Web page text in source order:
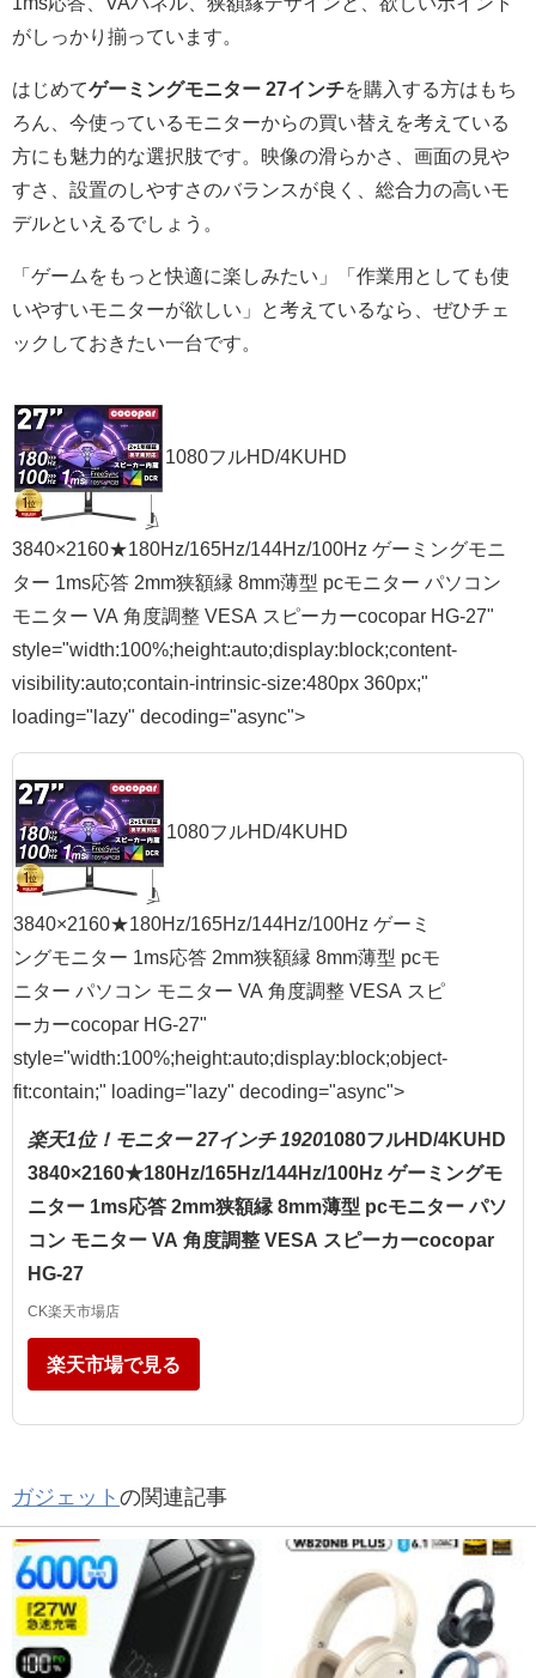
がしっかり揃っています。
はじめてゲーミングモニター 27インチを購入する方はもち
ろん、今使っているモニターからの買い替えを考えている
方にも魅力的な選択肢です。映像の滑らかさ、画面の見や
すさ、設置のしやすさのバランスが良く、総合力の高いモ
デルといえるでしょう。
「ゲームをもっと快適に楽しみたい」「作業用としても使
いやすいモニターが欲しい」と考えているなら、ぜひチェ
ックしておきたい一台です。
1080フルHD/4KUHD
3840×2160★180Hz/165Hz/144Hz/100Hz ゲーミングモニ
ター 1ms応答 2mm狭額縁 8mm薄型 pcモニター パソコン
モニター VA 角度調整 VESA スピーカーcocopar HG-27"
style="width:100%;height:auto;display:block;content-
visibility:auto;contain-intrinsic-size:480px 360px;"
loading="lazy" decoding="async">
1080フルHD/4KUHD
3840×2160★180Hz/165Hz/144Hz/100Hz ゲーミ
ングモニター 1ms応答 2mm狭額縁 8mm薄型 pcモ
ニター パソコン モニター VA 角度調整 VESA スピ
ーカーcocopar HG-27"
style="width:100%;height:auto;display:block;object-
fit:contain;" loading="lazy" decoding="async">
楽天1位！モニター 27インチ 19201080フルHD/4KUHD
3840×2160★180Hz/165Hz/144Hz/100Hz ゲーミングモ
ニター 1ms応答 2mm狭額縁 8mm薄型 pcモニター パソ
コン モニター VA 角度調整 VESA スピーカーcocopar
HG-27
CK楽天市場店
楽天市場で見る
ガジェット の関連記事